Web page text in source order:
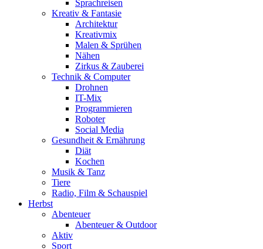
Sprachreisen
Kreativ & Fantasie
Architektur
Kreativmix
Malen & Sprühen
Nähen
Zirkus & Zauberei
Technik & Computer
Drohnen
IT-Mix
Programmieren
Roboter
Social Media
Gesundheit & Ernährung
Diät
Kochen
Musik & Tanz
Tiere
Radio, Film & Schauspiel
Herbst
Abenteuer
Abenteuer & Outdoor
Aktiv
Sport